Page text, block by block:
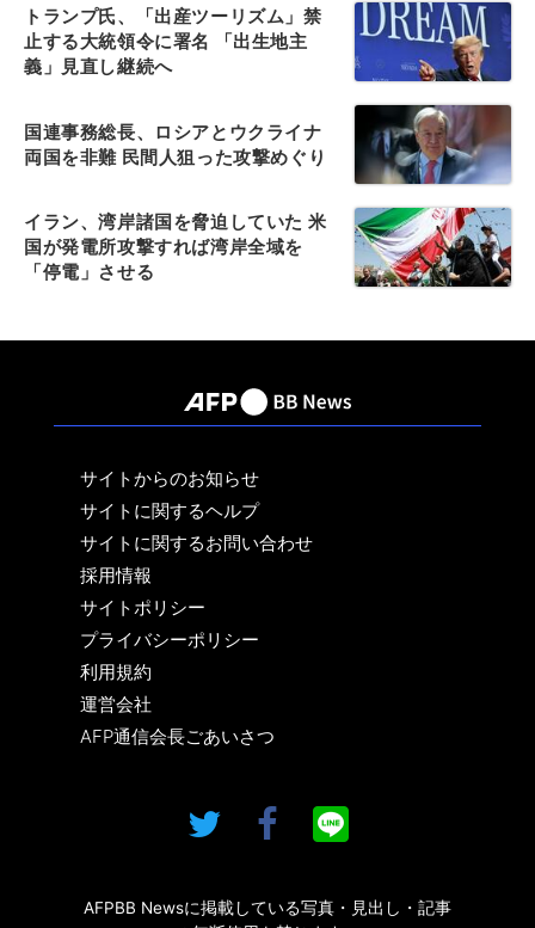
トランプ氏、「出産ツーリズム」禁
止する大統領令に署名 「出生地主
義」見直し継続へ
国連事務総長、ロシアとウクライナ
両国を非難 民間人狙った攻撃めぐり
イラン、湾岸諸国を脅迫していた 米
国が発電所攻撃すれば湾岸全域を
「停電」させる
サイトからのお知らせ
サイトに関するヘルプ
サイトに関するお問い合わせ
採用情報
サイトポリシー
プライバシーポリシー
利用規約
運営会社
AFP通信会長ごあいさつ
AFPBB Newsに掲載している写真・見出し・記事